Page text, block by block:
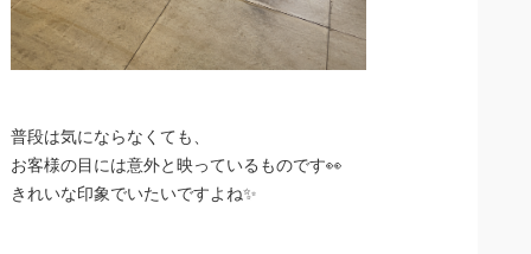
普段は気にならなくても、
お客様の目には意外と映っているものです👀
きれいな印象でいたいですよね✨